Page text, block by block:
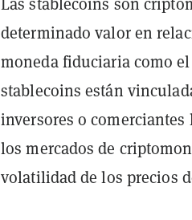
determinado valor en
moneda fiduciaria como
stablecoins están
inversores o
los mercados de
volatilidad de los precios